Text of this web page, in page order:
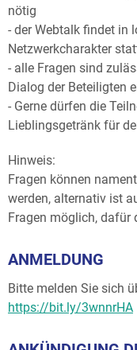
nötig
- der Webtalk findet in
Netzwerkcharakter
- alle Fragen sind
Dialog der Beteiligten
- Gerne dürfen die
Lieblingsgetränk für
Hinweis:
Fragen können
werden, alternativ ist
Fragen möglich, dafür
ANMELDUNG
Bitte melden Sie sich
https://bit.ly/3wnnrHA